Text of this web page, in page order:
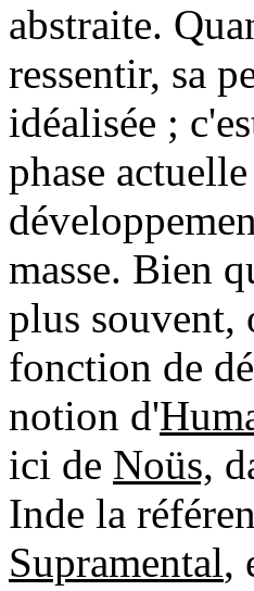
abstraite.
ressentir, sa
idéalisée ;
phase
masse. Bien
plus souvent,
fonction de
notion d'
ici de Noüs,
Inde la
Supramental,